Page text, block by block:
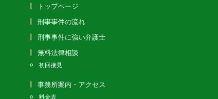
トップページ
刑事事件の流れ
刑事事件に強い弁護士
無料法律相談
初回接見
事務所案内・アクセス
料金表